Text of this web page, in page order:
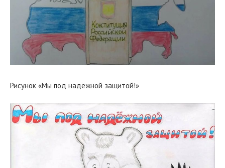
Рисунок «Мы под надёжной защитой!»